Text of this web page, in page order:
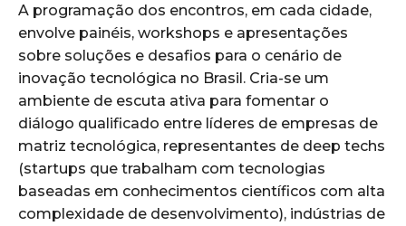
A programação dos encontros, em cada cidade,
envolve painéis, workshops e apresentações
sobre soluções e desafios para o cenário de
inovação tecnológica no Brasil. Cria-se um
ambiente de escuta ativa para fomentar o
diálogo qualificado entre líderes de empresas de
matriz tecnológica, representantes de deep techs
(startups que trabalham com tecnologias
baseadas em conhecimentos científicos com alta
complexidade de desenvolvimento), indústrias de